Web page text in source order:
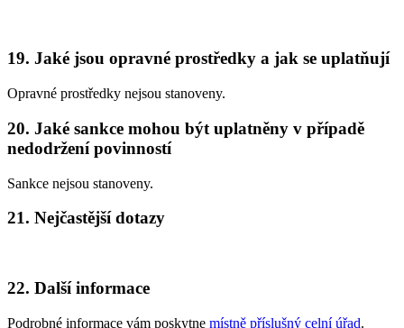
19. Jaké jsou opravné prostředky a jak se uplatňují
Opravné prostředky nejsou stanoveny.
20. Jaké sankce mohou být uplatněny v případě
nedodržení povinností
Sankce nejsou stanoveny.
21. Nejčastější dotazy
22. Další informace
Podrobné informace vám poskytne místně příslušný celní úřad.